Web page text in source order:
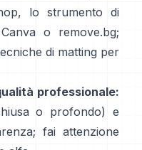
lo strumento di
o remove.bg;
di matting per
professionale:
o profondo) e
fai attenzione